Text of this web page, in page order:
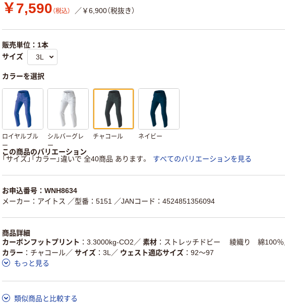
￥7,590 （税込） ／￥6,900（税抜き）
販売単位：1本
サイズ
カラーを選択
ロイヤルブル
ー
シルバーグレ
ー
チャコール ネイビー
この商品のバリエーション
「サイズ」「カラー」違いで 全40商品 あります。
すべてのバリエーションを見る
お申込番号：WNH8634
メーカー：アイトス ／型番：5151 ／JANコード：4524851356094
商品詳細
カーボンフットプリント
3.3000kg-CO2 ／ 素材 ストレッチドビー 綾織り 綿100％
カラー
チャコール／ サイズ 3L ／ ウェスト適応サイズ
92～97
もっと見る
類似商品と比較する